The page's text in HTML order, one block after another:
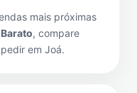
mais próximas
, compare
em Joá.